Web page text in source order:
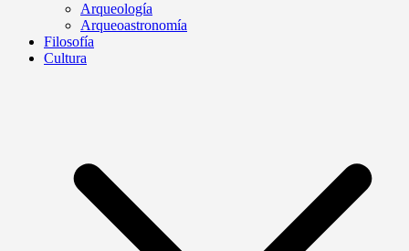
Arqueología
Arqueoastronomía
Filosofía
Cultura